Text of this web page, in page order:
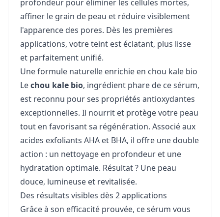
profondeur pour éliminer les cellules mortes,
affiner le grain de peau et réduire visiblement
l'apparence des pores. Dès les premières
applications, votre teint est éclatant, plus lisse
et parfaitement unifié.
Une formule naturelle enrichie en chou kale bio
Lechou kale bio, ingrédient phare de ce sérum,
est reconnu pour ses propriétés antioxydantes
exceptionnelles. Il nourrit et protège votre peau
tout en favorisant sa régénération. Associé aux
acides exfoliants AHA et BHA, il offre une double
action : un nettoyage en profondeur et une
hydratation optimale. Résultat ? Une peau
douce, lumineuse et revitalisée.
Des résultats visibles dès 2 applications
Grâce à son efficacité prouvée, ce sérum vous